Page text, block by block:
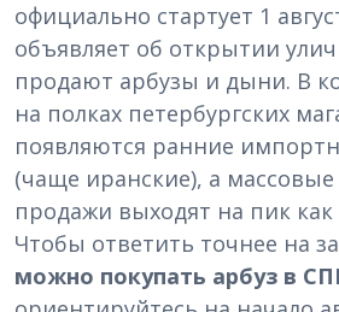
официально стартует 1
объявляет об открытии
продают арбузы и дыни. В
на полках петербургских
появляются ранние
(чаще иранские), а
продажи выходят на пик как
Чтобы ответить точнее на
можно покупать арбуз в